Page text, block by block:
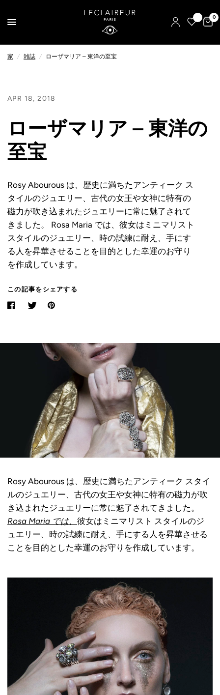
0
家 / 雑誌 / ローザマリア – 東洋の至宝
APR 18, 2018
ローザマリア – 東洋の
至宝
Rosy Abourous は、歴史に満ちたアンティーク ス
タイルのジュエリー、古代の女王や女神に特有の
磁力が吹き込まれたジュエリーに常に魅了されて
きました。 Rosa Maria では、彼女はミニマリスト
スタイルのジュエリー、時の試練に耐え、手にす
る人を昇華させることを目的とした幸運のお守り
を作成しています。
この記事をシェアする
Rosy Abourous は、歴史に満ちたアンティーク スタイ
ルのジュエリー、古代の女王や女神に特有の磁力が吹
き込まれたジュエリーに常に魅了されてきました。
Rosa Maria では、彼女はミニマリスト スタイルのジ
ュエリー、時の試練に耐え、手にする人を昇華させる
ことを目的とした幸運のお守りを作成しています。